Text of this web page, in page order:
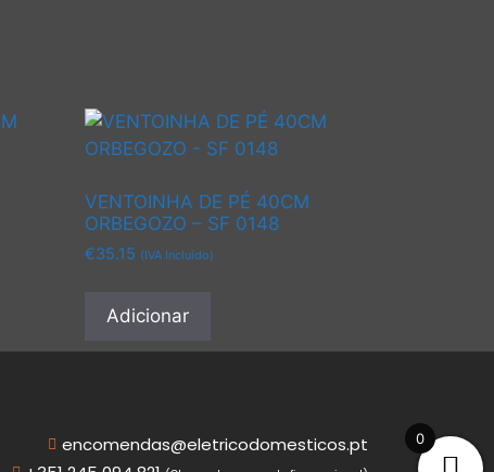
VENTOINHA DE PÉ 40CM
ORBEGOZO – SF 0148
€35.15 (IVA Incluído)
Adicionar
encomendas@eletricodomesticos.pt
0